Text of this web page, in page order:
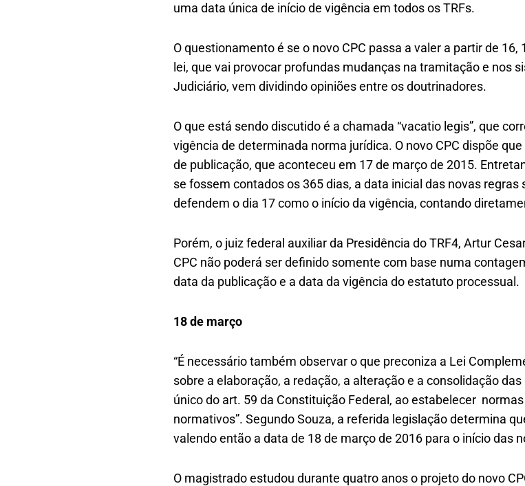
uma data única de início de vigência em todos os TRFs.
O questionamento é se o novo CPC passa a valer a partir de
lei, que vai provocar profundas mudanças na tramitação e nos
Judiciário, vem dividindo opiniões entre os doutrinadores.
O que está sendo discutido é a chamada “vacatio legis”, que
vigência de determinada norma jurídica. O novo CPC dispõe
de publicação, que aconteceu em 17 de março de 2015.
se fossem contados os 365 dias, a data inicial das novas
defendem o dia 17 como o início da vigência, contando
Porém, o juiz federal auxiliar da Presidência do TRF4, Artur
CPC não poderá ser definido somente com base numa
data da publicação e a data da vigência do estatuto processual.
18 de março
“É necessário também observar o que preconiza a Lei
sobre a elaboração, a redação, a alteração e a consolidação
único do art. 59 da Constituição Federal, ao estabelecer
normativos”. Segundo Souza, a referida legislação determina
valendo então a data de 18 de março de 2016 para o início das
O magistrado estudou durante quatro anos o projeto do novo